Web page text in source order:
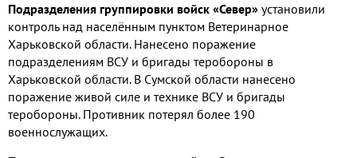
Подразделения группировки войск «Север» установили
контроль над населённым пунктом Ветеринарное
Харьковской области. Нанесено поражение
подразделениям ВСУ и бригады теробороны в
Харьковской области. В Сумской области нанесено
поражение живой силе и технике ВСУ и бригады
теробороны. Противник потерял более 190
военнослужащих.